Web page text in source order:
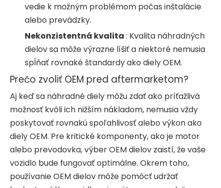
vedie k možným problémom počas inštalácie
alebo prevádzky.
Nekonzistentná kvalita: Kvalita náhradných
dielov sa môže výrazne líšiť a niektoré nemusia
spĺňať rovnaké štandardy ako diely OEM.
Prečo zvoliť OEM pred aftermarketom?
Aj keď sa náhradné diely môžu zdať ako príťažlivá
možnosť kvôli ich nižším nákladom, nemusia vždy
poskytovať rovnakú spoľahlivosť alebo výkon ako
diely OEM. Pre kritické komponenty, ako je motor
alebo prevodovka, výber OEM dielov zaistí, že vaše
vozidlo bude fungovať optimálne. Okrem toho,
používanie OEM dielov môže pomôcť udržať